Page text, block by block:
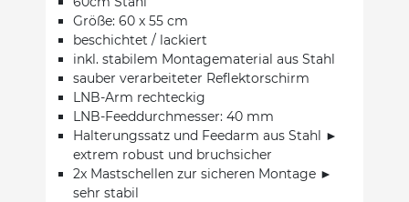
Größe: 60 x 55 cm
beschichtet / lackiert
inkl. stabilem Montagematerial aus Stahl
sauber verarbeiteter Reflektorschirm
LNB-Arm rechteckig
LNB-Feeddurchmesser: 40 mm
Halterungssatz und Feedarm aus Stahl ►
extrem robust und bruchsicher
2x Mastschellen zur sicheren Montage ►
sehr stabil